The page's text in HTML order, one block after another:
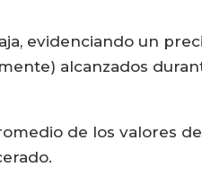
evidenciando un
alcanzados
de los valores